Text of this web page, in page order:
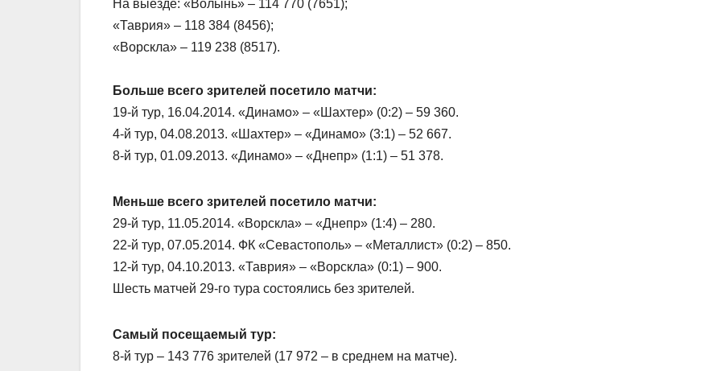
На выезде: «Волынь» – 114 770 (7651);
«Таврия» – 118 384 (8456);
«Ворскла» – 119 238 (8517).
Больше всего зрителей посетило матчи:
19-й тур, 16.04.2014. «Динамо» – «Шахтер» (0:2) – 59 360.
4-й тур, 04.08.2013. «Шахтер» – «Динамо» (3:1) – 52 667.
8-й тур, 01.09.2013. «Динамо» – «Днепр» (1:1) – 51 378.
Меньше всего зрителей посетило матчи:
29-й тур, 11.05.2014. «Ворскла» – «Днепр» (1:4) – 280.
22-й тур, 07.05.2014. ФК «Севастополь» – «Металлист» (0:2) – 850.
12-й тур, 04.10.2013. «Таврия» – «Ворскла» (0:1) – 900.
Шесть матчей 29-го тура состоялись без зрителей.
Самый посещаемый тур:
8-й тур – 143 776 зрителей (17 972 – в среднем на матче).